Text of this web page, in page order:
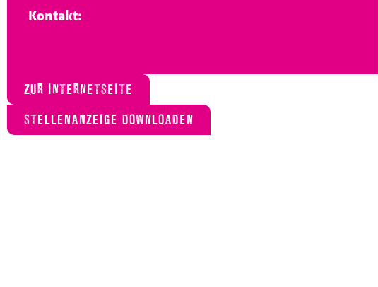
Kontakt:
ZUR INTERNETSEITE
STELLENANZEIGE DOWNLOADEN